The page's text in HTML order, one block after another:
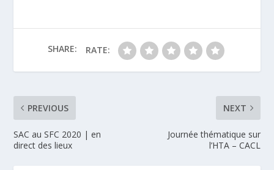
SHARE: RATE:
PREVIOUS
SAC au SFC 2020 | en
direct des lieux
NEXT
Journée thématique sur
l’HTA – CACL